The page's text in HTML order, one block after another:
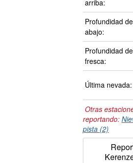
arriba:
Profundidad
abajo:
Profundidad
fresca:
Última nevada:
Otras
reportando:
pista (2)